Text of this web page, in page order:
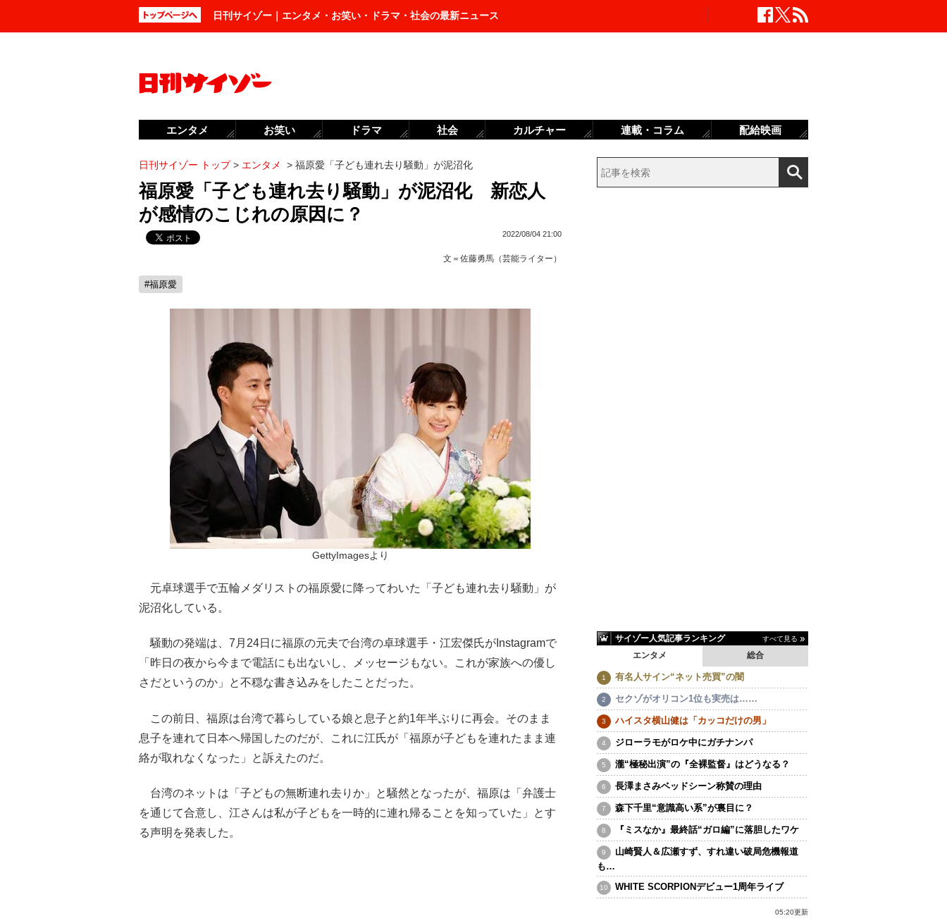
日刊サイゾー｜エンタメ・お笑い・ドラマ・社会の最新ニュース
日刊サイゾー トップ> エンタメ > 福原愛「子ども連れ去り騒動」が泥沼化
福原愛「子ども連れ去り騒動」が泥沼化 新恋人
が感情のこじれの原因に？
2022/08/04 21:00
文＝ 佐藤勇馬（芸能ライター）
#福原愛
GettyImagesより
元卓球選手で五輪メダリストの福原愛に降ってわいた「子ども連れ去り騒動」が
泥沼化している。
騒動の発端は、7月24日に福原の元夫で台湾の卓球選手・江宏傑氏がInstagramで
「昨日の夜から今まで電話にも出ないし、メッセージもない。これが家族への優し
さだというのか」と不穏な書き込みをしたことだった。
この前日、福原は台湾で暮らしている娘と息子と約1年半ぶりに再会。そのまま
息子を連れて日本へ帰国したのだが、これに江氏が「福原が子どもを連れたまま連
絡が取れなくなった」と訴えたのだ。
台湾のネットは「子どもの無断連れ去りか」と騒然となったが、福原は「弁護士
を通じて合意し、江さんは私が子どもを一時的に連れ帰ることを知っていた」とす
る声明を発表した。
サイゾー人気記事ランキング すべて見る
エンタメ 総合
有名人サイン“ネット売買”の闇
セクゾがオリコン1位も実売は……
ハイスタ横山健は「カッコだけの男」
ジローラモがロケ中にガチナンパ
瀧“極秘出演”の『全裸監督』はどうなる？
長澤まさみベッドシーン称賛の理由
森下千里“意識高い系”が裏目に？
『ミスなか』最終話“ガロ編”に落胆したワケ
山崎賢人＆広瀬すず、すれ違い破局危機報道
も…
WHITE SCORPIONデビュー1周年ライブ
05:20更新
エンタメ お笑い ドラマ 社会 カルチャー 連載・コラム 配給映画